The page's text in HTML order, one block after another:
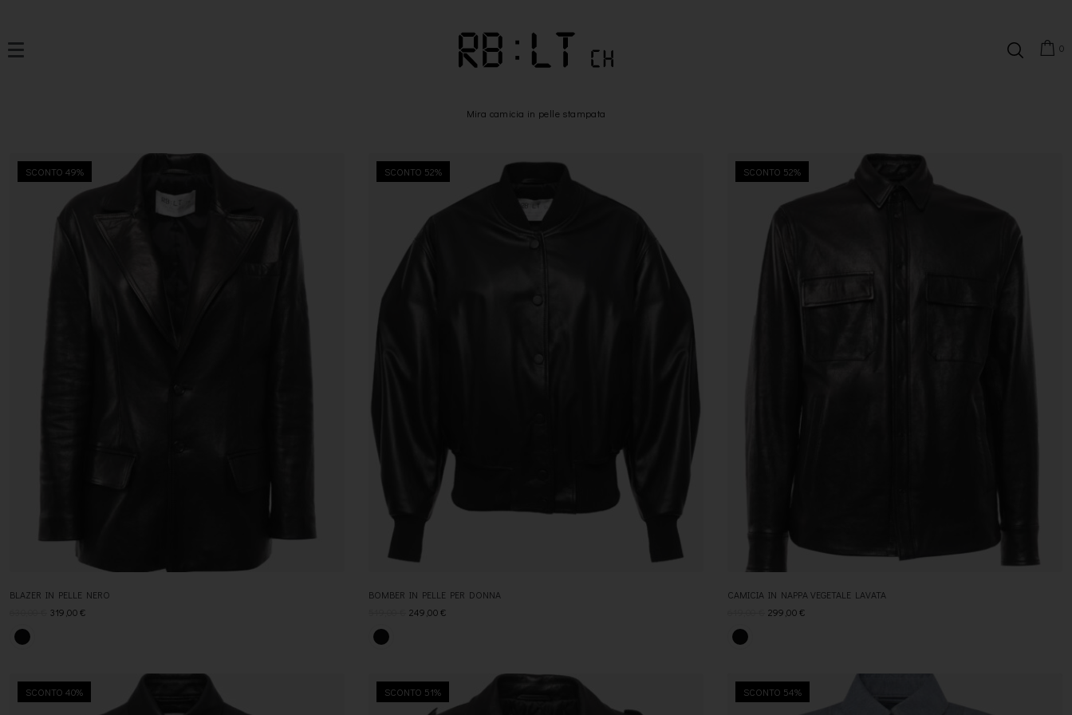
0
Mira camicia in pelle stampata
SCONTO 49%
BLAZER IN PELLE NERO
319,00€
SCONTO 52%
BOMBER IN PELLE PER DONNA
249,00€
SCONTO 52%
CAMICIA IN NAPPA VEGETALE LAVATA
299,00€
SCONTO 40% SCONTO 51% SCONTO 54%